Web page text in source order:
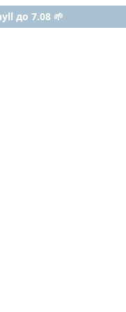
до 7.08 🌱